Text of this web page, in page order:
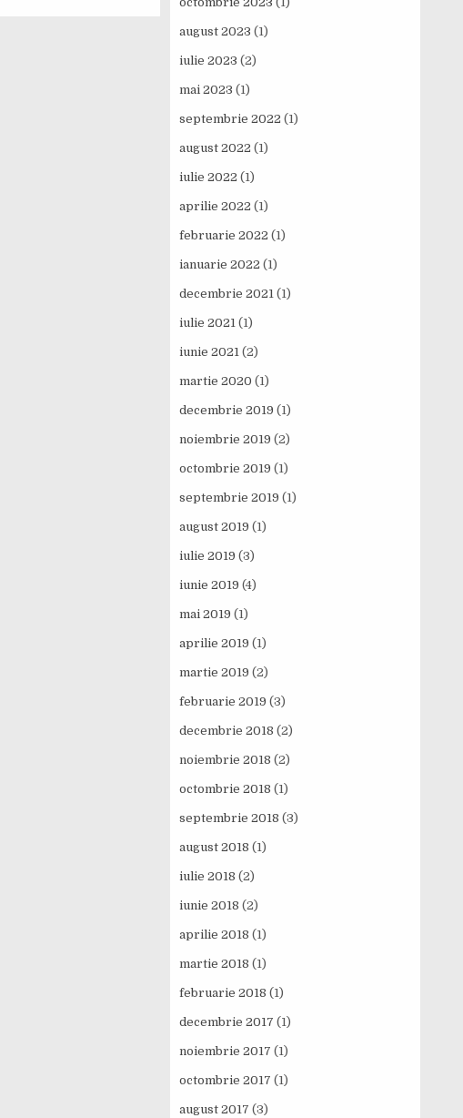
august 2023 (1)
iulie 2023 (2)
mai 2023 (1)
septembrie 2022 (1)
august 2022 (1)
iulie 2022 (1)
aprilie 2022 (1)
februarie 2022 (1)
ianuarie 2022 (1)
decembrie 2021 (1)
iulie 2021 (1)
iunie 2021 (2)
martie 2020 (1)
decembrie 2019 (1)
noiembrie 2019 (2)
octombrie 2019 (1)
septembrie 2019 (1)
august 2019 (1)
iulie 2019 (3)
iunie 2019 (4)
mai 2019 (1)
aprilie 2019 (1)
martie 2019 (2)
februarie 2019 (3)
decembrie 2018 (2)
noiembrie 2018 (2)
octombrie 2018 (1)
septembrie 2018 (3)
august 2018 (1)
iulie 2018 (2)
iunie 2018 (2)
aprilie 2018 (1)
martie 2018 (1)
februarie 2018 (1)
decembrie 2017 (1)
noiembrie 2017 (1)
octombrie 2017 (1)
august 2017 (3)